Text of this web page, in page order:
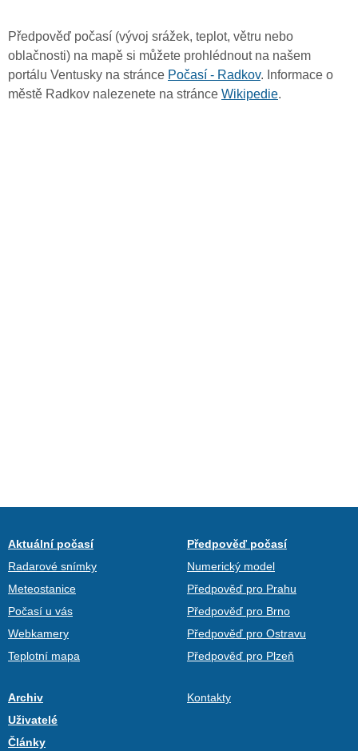
Předpověď počasí (vývoj srážek, teplot, větru nebo
oblačnosti) na mapě si můžete prohlédnout na našem
portálu Ventusky na stránce Počasí - Radkov. Informace o
městě Radkov nalezenete na stránce Wikipedie.
Aktuální počasí
Radarové snímky
Meteostanice
Počasí u vás
Webkamery
Teplotní mapa
Předpověď počasí
Numerický model
Předpověď pro Prahu
Předpověď pro Brno
Předpověď pro Ostravu
Předpověď pro Plzeň
Archiv
Uživatelé
Články
Kontakty